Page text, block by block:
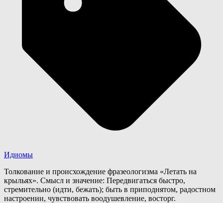
Идиомы
Толкование и происхождение фразеологизма «Летать на
крыльях». Смысл и значение: Передвигаться быстро,
стремительно (идти, бежать); быть в приподнятом, радостном
настроении, чувствовать воодушевление, восторг.